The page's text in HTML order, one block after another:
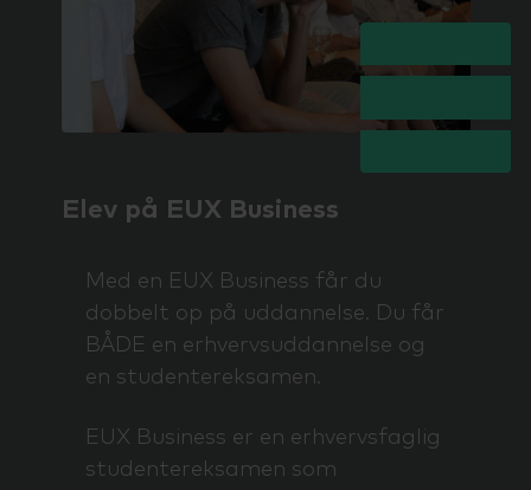
Elev på EUX Business
Med en EUX Business får du
dobbelt op på uddannelse. Du får
BÅDE en erhvervsuddannelse og
en studentereksamen.
EUX Business er en erhvervsfaglig
studentereksamen som